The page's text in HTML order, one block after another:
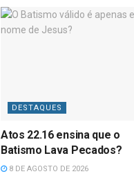
DESTAQUES
Atos 22.16 ensina que o
Batismo Lava Pecados?
8 DE AGOSTO DE 2026